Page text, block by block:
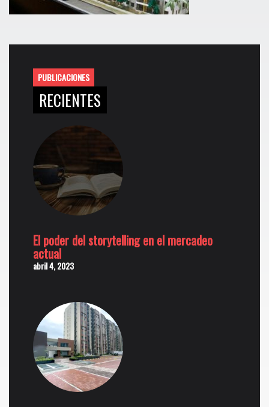
PUBLICACIONES
RECIENTES
El poder del storytelling en el mercadeo
actual
abril 4, 2023